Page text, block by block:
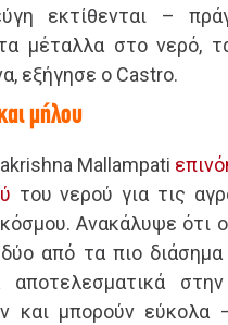
εκτίθενται –
μέταλλα στο νερό,
εξήγησε ο Castro.
μήλου
Mallampati
του νερού για τις
Ανακάλυψε ότι
από τα πιο
αποτελεσματικά
και μπορούν εύκολα